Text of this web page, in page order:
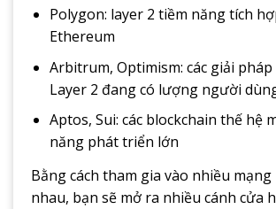
Polygon: layer 2 tiềm năng tích
Ethereum
Arbitrum, Optimism: các giải
Layer 2 đang có lượng người
Aptos, Sui: các blockchain thế hệ
năng phát triển lớn
Bằng cách tham gia vào nhiều
nhau, bạn sẽ mở ra nhiều cánh cửa